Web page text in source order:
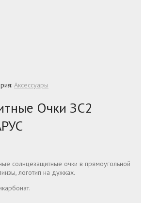
Аксессуары
Очки ЗС2
солнцезащитные очки в прямоугольной
логотип на дужках.